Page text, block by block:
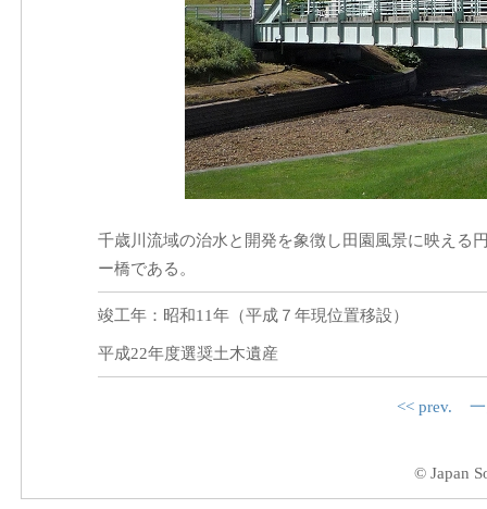
千歳川流域の治水と開発を象徴し田園風景に映える
ー橋である。
竣工年：昭和11年（平成７年現位置移設）
平成22年度選奨土木遺産
<< prev.
© Japan